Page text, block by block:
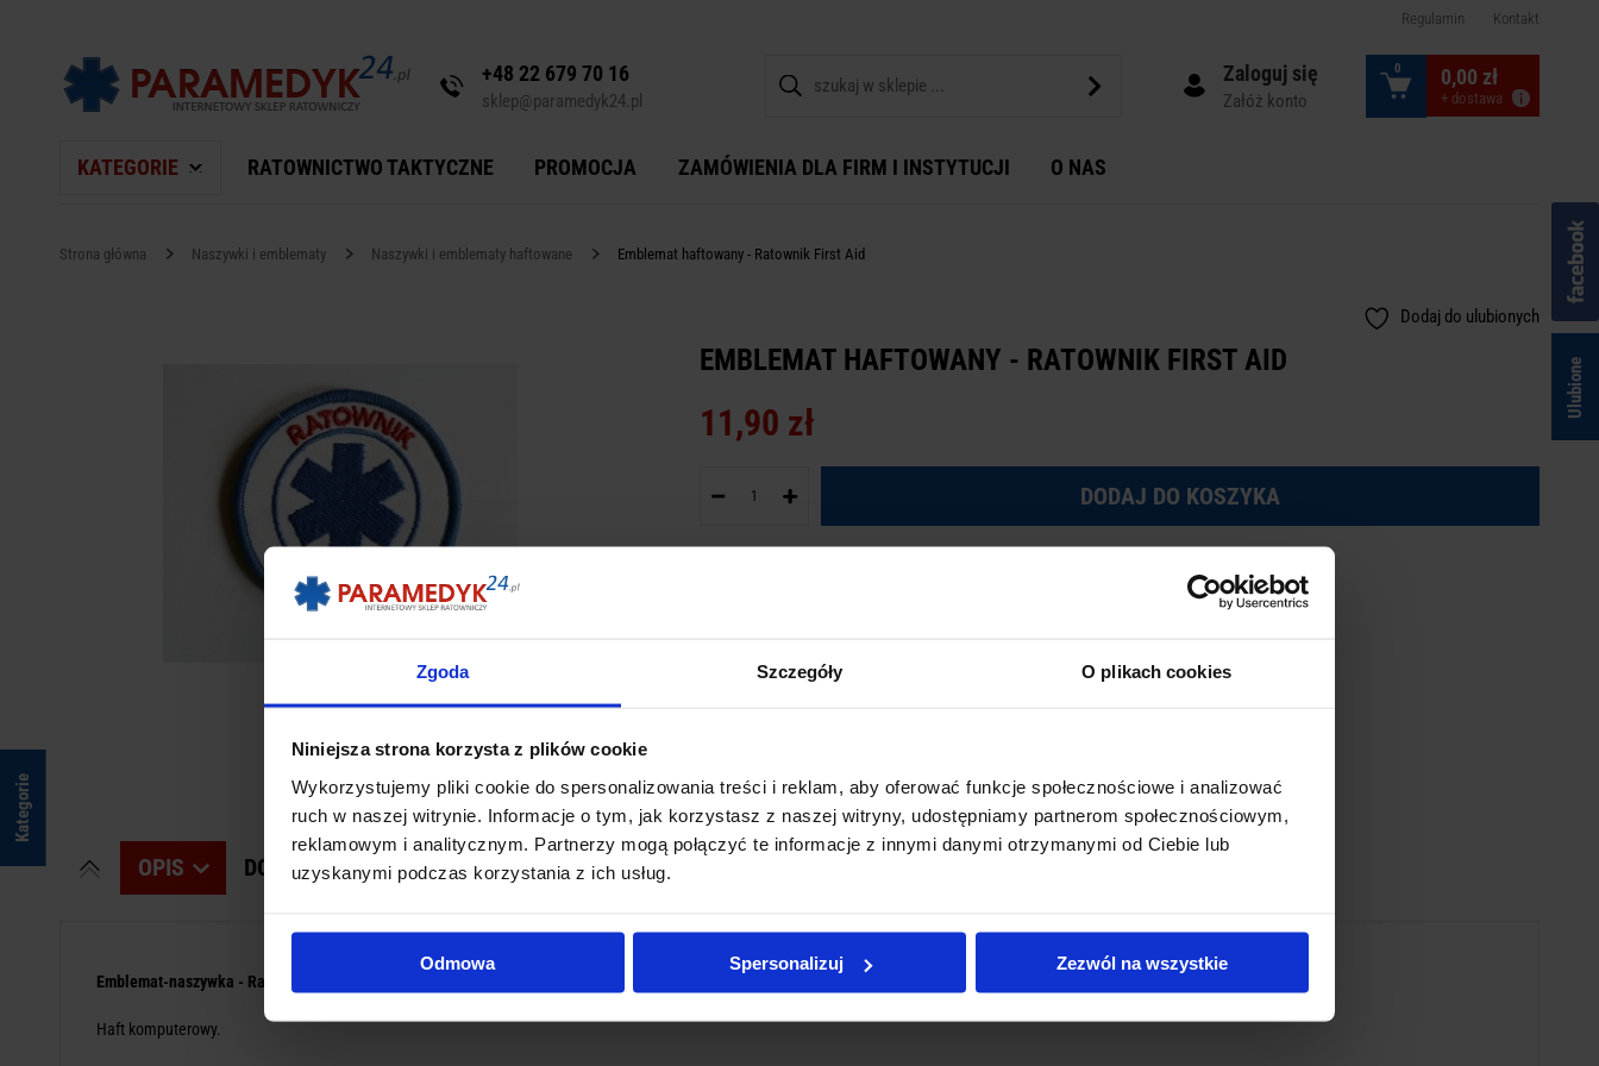
Zgoda Szczegóły O plikach cookies
Niniejsza strona korzysta z plików cookie
Wykorzystujemy pliki cookie do spersonalizowania treści i reklam, aby oferować funkcje społecznościowe i analizować
ruch w naszej witrynie. Informacje o tym, jak korzystasz z naszej witryny, udostępniamy partnerom społecznościowym,
reklamowym i analitycznym. Partnerzy mogą połączyć te informacje z innymi danymi otrzymanymi od Ciebie lub
uzyskanymi podczas korzystania z ich usług.
Odmowa Spersonalizuj Zezwól na wszystkie
Regulamin Kontakt
+48 22 679 70 16
sklep@paramedyk24.pl
Zaloguj się
Załóż konto
0 0,00 zł
+ dostawa
KATEGORIE RATOWNICTWO TAKTYCZNE PROMOCJA ZAMÓWIENIA DLA FIRM I INSTYTUCJI O NAS
Strona główna Naszywki i emblematy Naszywki i emblematy haftowane Emblemat haftowany - Ratownik First Aid
Kategorie
Dodaj do ulubionych
EMBLEMAT HAFTOWANY - RATOWNIK FIRST AID
11,90 zł
DODAJ DO KOSZYKA
OPIS DODAJ SWOJĄ OPINIĘ PRODUKTY PODOBNE
Emblemat-naszywka - Ratownik First Aid
Haft komputerowy.
Ulubione